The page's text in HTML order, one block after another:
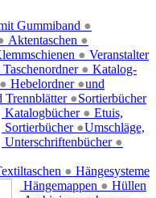
Gummiband ●
Aktentaschen ●
● Veranstalter
●
● Hebelordner ●
Trennblätter ●
Katalog-
und
Sortierbücher
Katalogbücher ●
Sortierbücher ●
Unterschriftenbücher ●
Etuis,
Umschläge,
● Hängesysteme
Hängemappen ● Hüllen